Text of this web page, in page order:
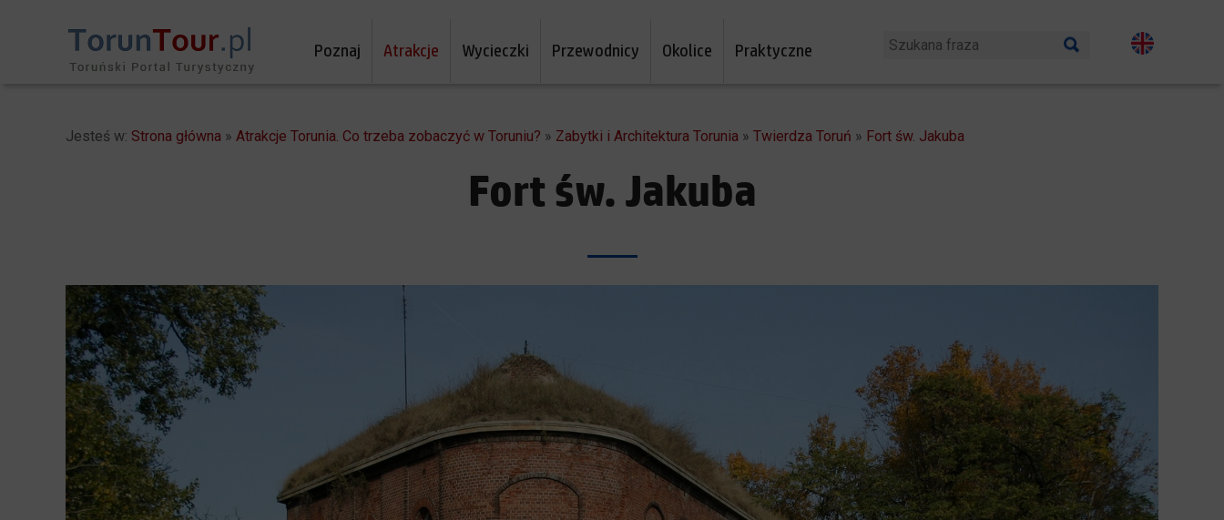
Poznaj Atrakcje Wycieczki Przewodnicy Okolice Praktyczne
Jesteś w: Strona główna » Atrakcje Torunia. Co trzeba zobaczyć w Toruniu? » Zabytki i Architektura Torunia » Twierdza Toruń » Fort św. Jakuba
Fort św. Jakuba